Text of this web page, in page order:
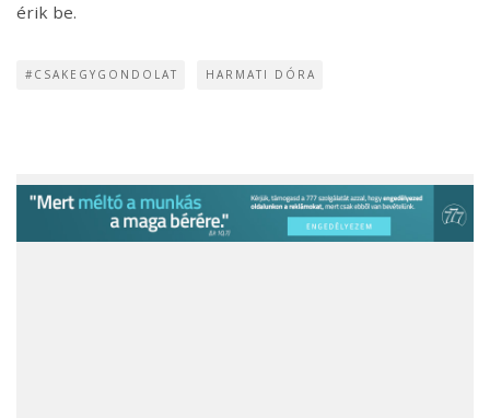
érik be.
#CSAKEGYGONDOLAT HARMATI DÓRA